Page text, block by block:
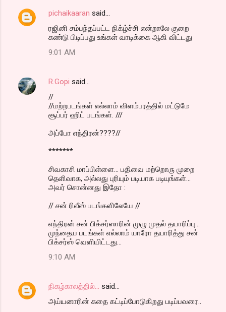
pichaikaaran said…
ரஜினி சம்பந்தப்பட்ட நிக்ழ்ச்சி என்றாலே குறை
கண்டு பிடிப்பது உங்கள் வாடிக்கை ஆகி விட்டது
9:01 AM
R.Gopi said…
//
//மற்றபடங்கள் எல்லாம் விளம்பரத்தில் மட்டுமே
சூப்பர் ஹிட் படங்கள். ///
அப்போ எந்திரன்????//
*******
சிவகாசி மாப்பிள்ளை... பதிவை மற்றொரு முறை
தெளிவாக, அல்லது புரியும் படியாக படியுங்கள்...
அவர் சொன்னது இதோ :
// சன் ரிலீஸ் படங்களிலேயே //
எந்திரன் சன் பிக்சர்ஸாரின் முழு முதல் தயாரிப்பு...
முந்தைய படங்கள் எல்லாம் யாரோ தயாரித்து சன்
பிக்சர்ஸ் வெளியிட்டது...
9:10 AM
நிகழ்காலத்தில்...
said…
அய்யனாரின் கதை கட்டிப்போடுகிறது படிப்பவரை..